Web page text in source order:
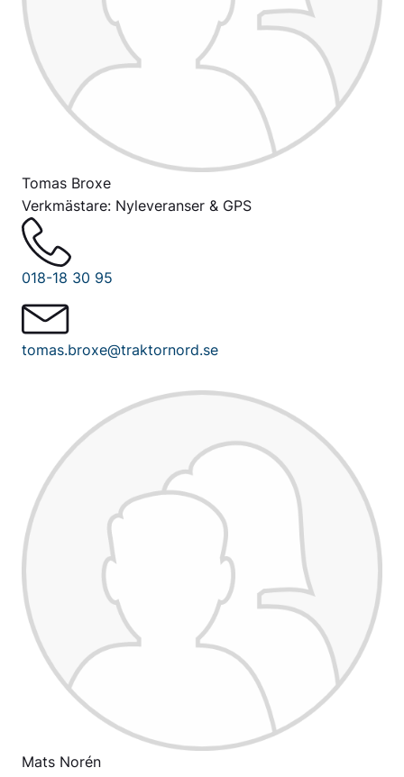
Tomas Broxe
Verkmästare: Nyleveranser & GPS
018-18 30 95
tomas.broxe@traktornord.se
Mats Norén